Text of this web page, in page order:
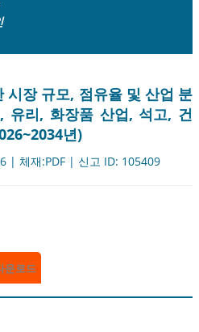
시장 규모, 점유율 및 산업 분
유리, 화장품 산업, 석고, 건
년)
| 체재:PDF | 신고 ID: 105409
운로드